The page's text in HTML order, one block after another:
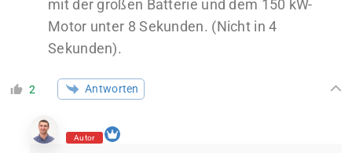
mit der großen Batterie und dem 150 kW-
Motor unter 8 Sekunden. (Nicht in 4
Sekunden).
2 Antworten
Autor